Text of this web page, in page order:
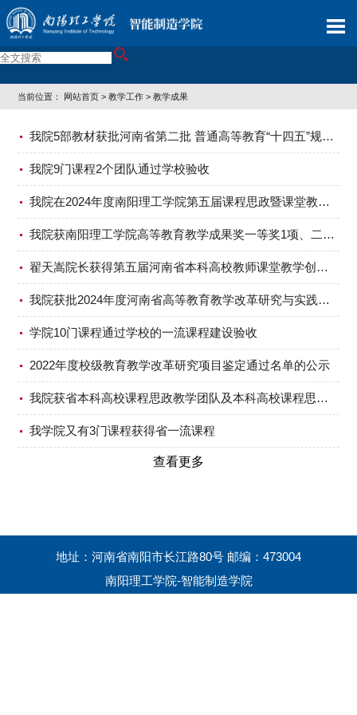
当前位置： 网站首页 >教学工作 >教学成果
我院5部教材获批河南省第二批 普通高等教育“十四五”规划教材立项建设
我院9门课程2个团队通过学校验收
我院在2024年度南阳理工学院第五届课程思政暨课堂教学创新大赛中荣获佳绩
我院获南阳理工学院高等教育教学成果奖一等奖1项、二等奖3项
翟天嵩院长获得第五届河南省本科高校教师课堂教学创新大赛暨第四届全国高校教师教学创新大赛二等奖
我院获批2024年度河南省高等教育教学改革研究与实践项目立项2项
学院10门课程通过学校的一流课程建设验收
2022年度校级教育教学改革研究项目鉴定通过名单的公示
我院获省本科高校课程思政教学团队及本科高校课程思政特色化示范中心立项
我学院又有3门课程获得省一流课程
查看更多
地址：河南省南阳市长江路80号 邮编：473004
南阳理工学院-智能制造学院